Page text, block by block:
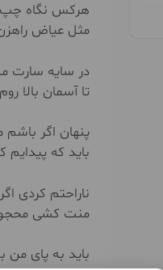
هرکس نگاه
مثل عیاض
در سایه سارت
تا آسمان بالا
پنهان اگر
باید که پیدایم
ناراحتم کردی
منت کشی
باید به پای